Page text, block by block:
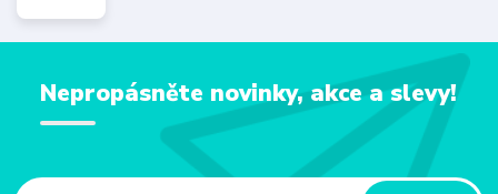
Nepropásněte novinky, akce a slevy!